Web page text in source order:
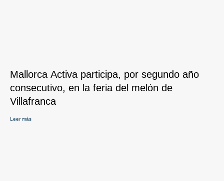
Mallorca Activa participa, por segundo año
consecutivo, en la feria del melón de
Villafranca
Leer más